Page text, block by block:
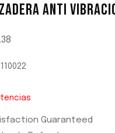
ANTI
Guaranteed